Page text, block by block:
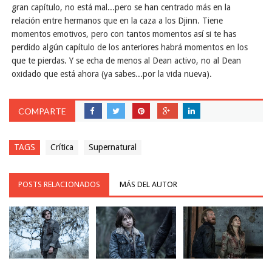
gran capítulo, no está mal...pero se han centrado más en la
relación entre hermanos que en la caza a los Djinn. Tiene
momentos emotivos, pero con tantos momentos así si te has
perdido algún capítulo de los anteriores habrá momentos en los
que te pierdas. Y se echa de menos al Dean activo, no al Dean
oxidado que está ahora (ya sabes...por la vida nueva).
COMPARTE
TAGS Crítica Supernatural
POSTS RELACIONADOS MÁS DEL AUTOR